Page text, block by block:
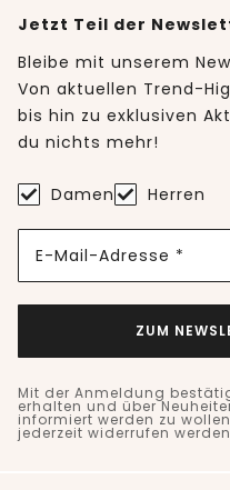
Jetzt Teil der
Bleibe mit unserem
Von aktuellen Trend-
bis hin zu exklusiven
du nichts mehr!
Damen Herren
E-Mail-Adresse *
ZUM
Mit der Anmeldung
erhalten und über
informiert werden zu
jederzeit widerrufen